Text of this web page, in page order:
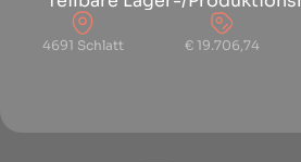
4691 Schlatt € 19.706,74